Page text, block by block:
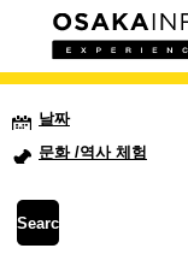
액티비티
날짜
문화 /역사 체험